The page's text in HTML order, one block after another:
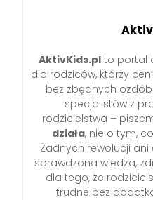
AktivKids.plto portal
dla rodziców, którzy
bez zbędnych
specjalistów z
rodzicielstwa –
działa, nie o tym,
Żadnych rewolucji
sprawdzona wiedza,
dla tego, że
trudne bez